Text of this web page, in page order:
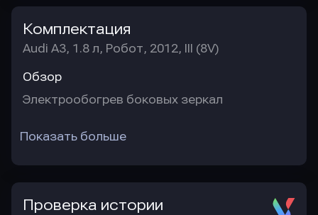
Комплектация
Audi A3, 1.8 л, Робот, 2012, III (8V)
Обзор
Электрообогрев боковых зеркал
Показать больше
Проверка истории